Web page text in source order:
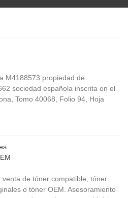
M4188573 propiedad de
sociedad española inscrita en el
Tomo 40068, Folio 94, Hoja
de tóner compatible, tóner
o tóner OEM. Asesoramiento